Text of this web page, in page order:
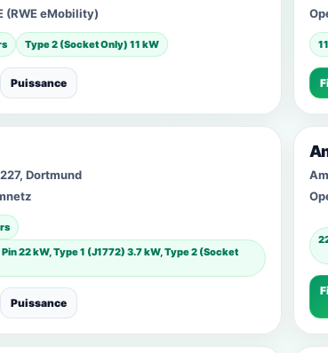
(RWE eMobility)
Type 2 (Socket Only) 11 kW
Puissance
Dortmund
Pin 22 kW, Type 1 (J1772) 3.7 kW, Type 2 (Socket
Puissance